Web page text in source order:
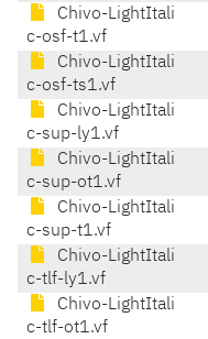
Chivo-LightItali
c-osf-t1.vf
Chivo-LightItali
c-osf-ts1.vf
Chivo-LightItali
c-sup-ly1.vf
Chivo-LightItali
c-sup-ot1.vf
Chivo-LightItali
c-sup-t1.vf
Chivo-LightItali
c-tlf-ly1.vf
Chivo-LightItali
c-tlf-ot1.vf